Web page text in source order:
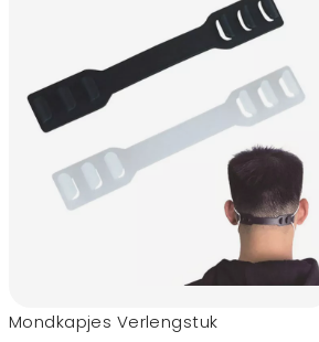
Mondkapjes Verlengstuk